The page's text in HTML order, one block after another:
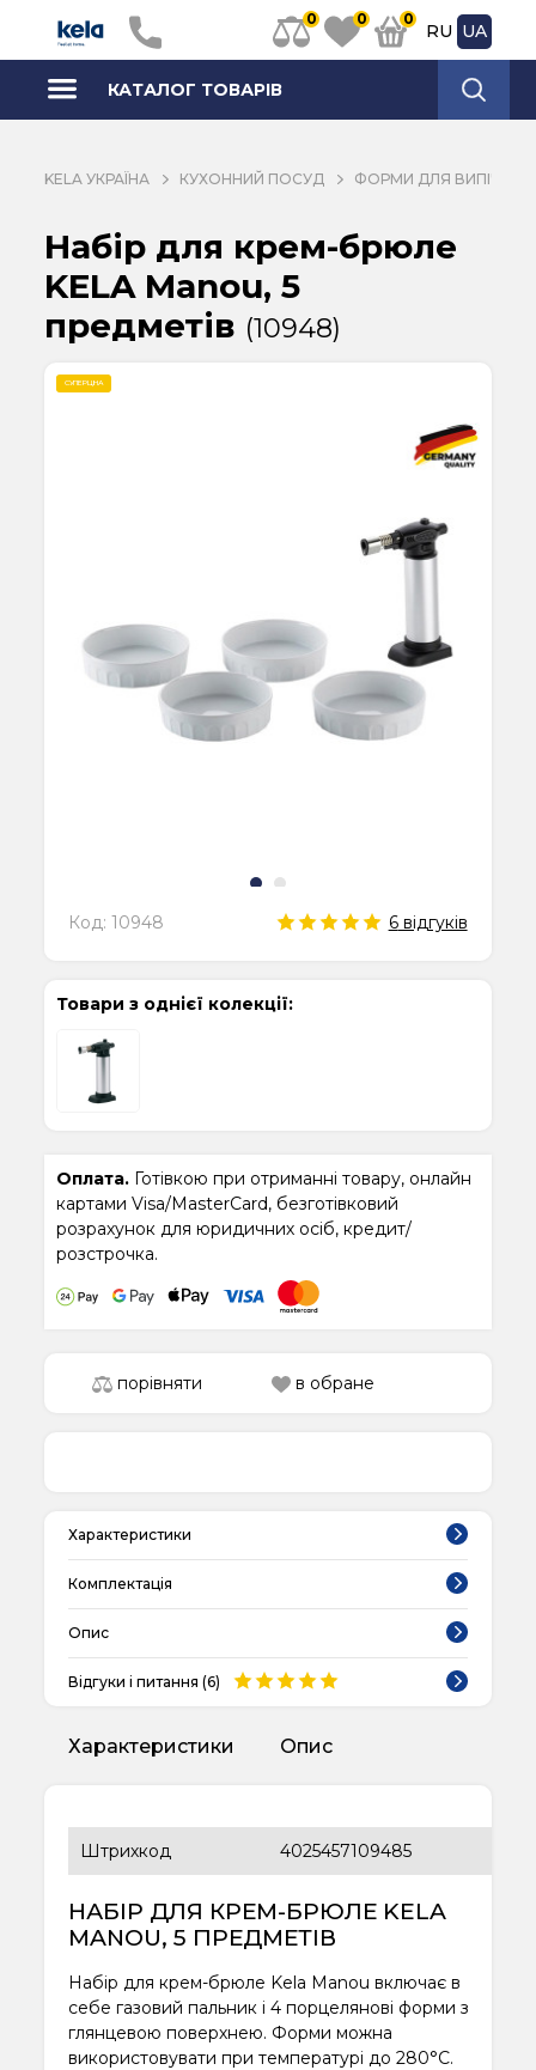
0 0 0
RU UA
КАТАЛОГ ТОВАРІВ
KELA УКРАЇНА КУХОННИЙ ПОСУД ФОРМИ ДЛЯ ВИПІЧКИ
Набір для крем-брюле
KELA Manou, 5
предметів (10948)
СУПЕРЦІНА
Код:10948 6відгуків
Товари з однієї колекції:
Оплата. Готівкою при отриманні товару, онлайн
картами Visa/MasterCard, безготівковий
розрахунок для юридичних осіб, кредит/
розстрочка.
порівняти в обране
Характеристики
Комплектація
Опис
Відгуки і питання (6)
Характеристики Опис
Штрихкод 4025457109485
НАБІР ДЛЯ КРЕМ-БРЮЛЕ KELA
MANOU, 5 ПРЕДМЕТІВ
Набір для крем-брюле Kela Manou включає в
себе газовий пальник і 4 порцелянові форми з
глянцевою поверхнею. Форми можна
використовувати при температурі до 280°C.